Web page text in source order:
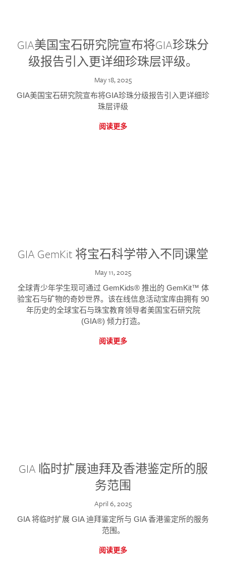
GIA美国宝石研究院宣布将GIA珍珠分
级报告引入更详细珍珠层评级。
May 18, 2025
GIA美国宝石研究院宣布将GIA珍珠分级报告引入更详细珍
珠层评级
阅读更多
GIA GemKit 将宝石科学带入不同课堂
May 11, 2025
全球青少年学生现可通过 GemKids® 推出的 GemKit™ 体
验宝石与矿物的奇妙世界。该在线信息活动宝库由拥有 90
年历史的全球宝石与珠宝教育领导者美国宝石研究院
(GIA®) 倾力打造。
阅读更多
GIA 临时扩展迪拜及香港鉴定所的服
务范围
April 6, 2025
GIA 将临时扩展 GIA 迪拜鉴定所与 GIA 香港鉴定所的服务
范围。
阅读更多